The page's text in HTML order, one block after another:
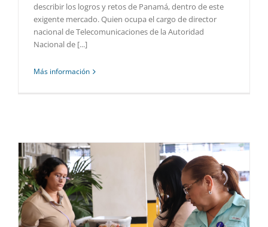
describir los logros y retos de Panamá, dentro de este
exigente mercado. Quien ocupa el cargo de director
nacional de Telecomunicaciones de la Autoridad
Nacional de [...]
Más información